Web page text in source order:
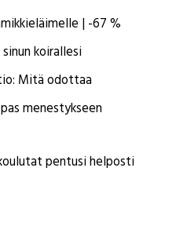
| -67 %
koirallesi
Mitä odottaa
menestykseen
pentusi helposti